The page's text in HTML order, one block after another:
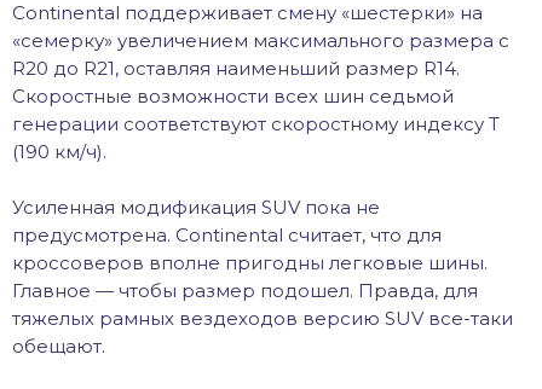
Continental поддерживает смену «шестерки» на
«семерку» увеличением максимального размера с
R20 до R21, оставляя наименьший размер R14.
Скоростные возможности всех шин седьмой
генерации соответствуют скоростному индексу Т
(190 км/ч).
Усиленная модификация SUV пока не
предусмотрена. Continental считает, что для
кроссоверов вполне пригодны легковые шины.
Главное — чтобы размер подошел. Правда, для
тяжелых рамных вездеходов версию SUV все-таки
обещают.